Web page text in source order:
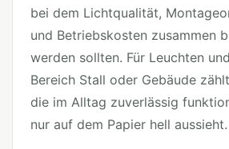
bei dem Lichtqualität,
und Betriebskosten zusammen
werden sollten. Für Leuchten
Bereich Stall oder Gebäude
die im Alltag zuverlässig
nur auf dem Papier hell aussieht.